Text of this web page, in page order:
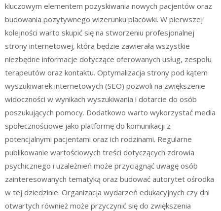
kluczowym elementem pozyskiwania nowych pacjentów oraz
budowania pozytywnego wizerunku placówki. W pierwszej
kolejności warto skupić się na stworzeniu profesjonalnej
strony internetowej, która będzie zawierała wszystkie
niezbędne informacje dotyczące oferowanych usług, zespołu
terapeutów oraz kontaktu. Optymalizacja strony pod kątem
wyszukiwarek internetowych (SEO) pozwoli na zwiększenie
widoczności w wynikach wyszukiwania i dotarcie do osób
poszukujących pomocy. Dodatkowo warto wykorzystać media
społecznościowe jako platformę do komunikacji z
potencjalnymi pacjentami oraz ich rodzinami. Regularne
publikowanie wartościowych treści dotyczących zdrowia
psychicznego i uzależnień może przyciągnąć uwagę osób
zainteresowanych tematyką oraz budować autorytet ośrodka
w tej dziedzinie. Organizacja wydarzeń edukacyjnych czy dni
otwartych również może przyczynić się do zwiększenia